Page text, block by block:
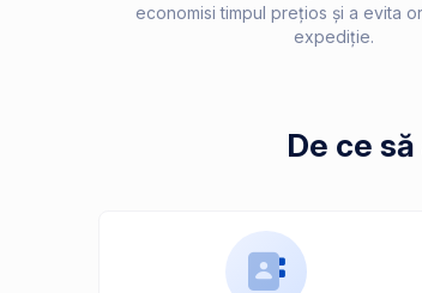
economisi timpul prețios și a evita
expediție.
De ce